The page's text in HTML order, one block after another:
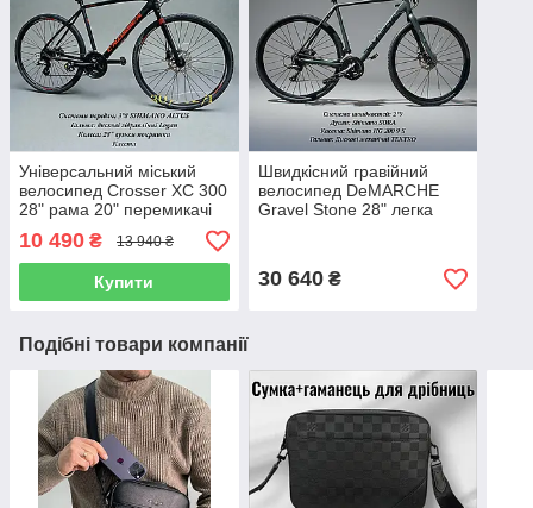
Універсальний міський
велосипед Crosser XC 300
28" рама 20" перемикачі
Shimano гідравлічні
гальма
10 490 ₴ 13 940 ₴
Купити
Швидкісний гравійний
велосипед DeMARCHE
Gravel Stone 28" легка
30 640₴
Подібні товари компанії